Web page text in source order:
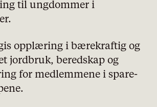
til ungdommer i
opplæring i bærekraftig og
jordbruk, beredskap og
for medlemmene i spare-